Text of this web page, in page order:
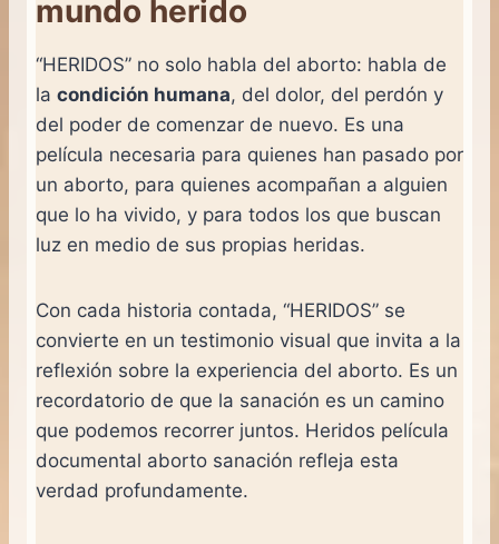
mundo herido
“HERIDOS” no solo habla del aborto: habla de
la condición humana, del dolor, del perdón y
del poder de comenzar de nuevo. Es una
película necesaria para quienes han pasado por
un aborto, para quienes acompañan a alguien
que lo ha vivido, y para todos los que buscan
luz en medio de sus propias heridas.
Con cada historia contada, “HERIDOS” se
convierte en un testimonio visual que invita a la
reflexión sobre la experiencia del aborto. Es un
recordatorio de que la sanación es un camino
que podemos recorrer juntos. Heridos película
documental aborto sanación refleja esta
verdad profundamente.